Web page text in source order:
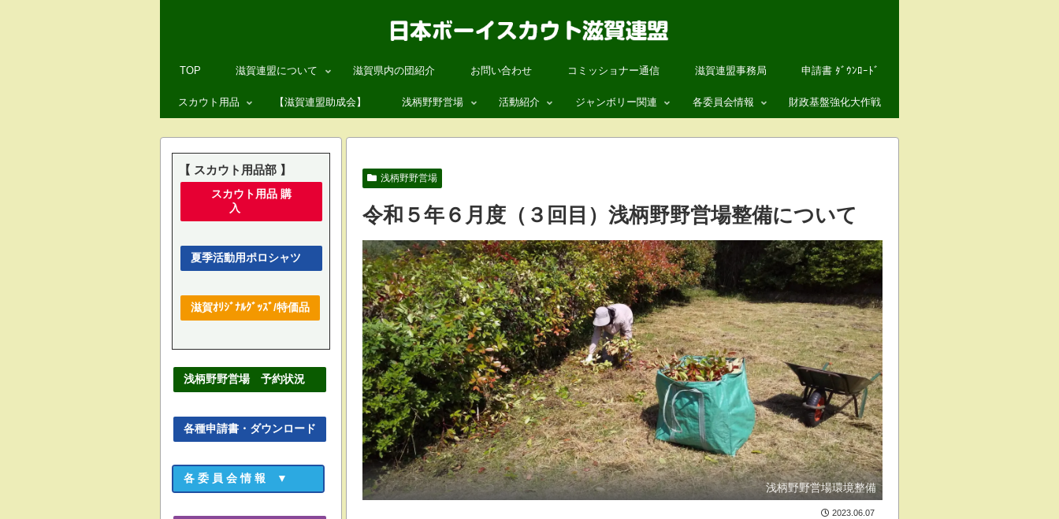
TOP 滋賀連盟について
滋賀連盟の概要
滋賀連盟事業計画
全国 47県連盟へのリンク
ボーイスカウト運動について
滋賀県内の団紹介 お問い合わせ コミッショナー通信 滋賀連盟事務局 申請書 ﾀﾞｳﾝﾛｰﾄﾞ
スカウト用品
▶ 滋賀オリジナルグッズ
–> スカウト用品部 情報
【滋賀連盟助成会】 浅柄野野営場 活動紹介
JOTA / JOTI
参加案内
OB・OGのみなさまへ ボーイスカウト アラムナイ
ボーイスカウト会員種別
ジャンボリー関連 各委員会情報
国際担当
組織拡充担当
信仰奨励・人権
ローバース
財政基盤強化大作戦
浅柄野野営場
令和５年６月度（３回目）浅柄野野営場整備について
浅柄野野営場環境整備
2023.06.07
【 スカウト用品部 】
スカウト用品 購
入
夏季活動用ポロシャツ
滋賀ｵﾘｼﾞﾅﾙｸﾞｯｽﾞ/特価品
浅柄野野営場 予約状況
各種申請書・ダウンロード
各 委 員 会 情 報 ▼